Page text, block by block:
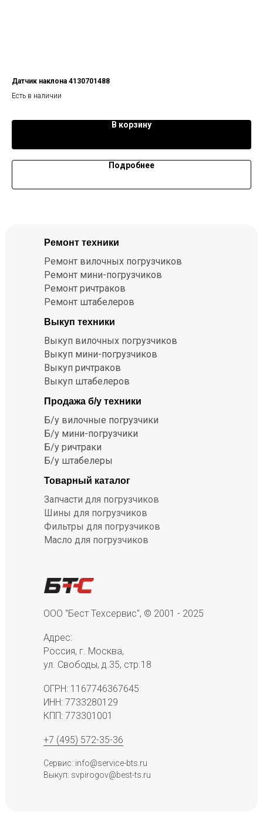
Датчик наклона 4130701488
Есть в наличии
В корзину
Подробнее
Ремонт вилочных погрузчиков
Ремонт мини-погрузчиков
Ремонт ричтраков
Ремонт штабелеров
Ремонт техники
Выкуп техники
Выкуп вилочных погрузчиков
Выкуп мини-погрузчиков
Выкуп ричтраков
Выкуп штабелеров
Продажа б/у техники
Б/у вилочные погрузчики
Б/у мини-погрузчики
Б/у ричтраки
Б/у штабелеры
Товарный каталог
Запчасти для погрузчиков
Шины для погрузчиков
Фильтры для погрузчиков
Масло для погрузчиков
ООО "Бест Техсервис", © 2001 - 2025
Адрес:
Россия, г. Москва,
ул. Свободы, д.35, стр.18
ОГРН: 1167746367645
ИНН: 7733280129
КПП: 773301001
+7 (495) 572-35-36
Сервис: info@service-bts.ru
Выкуп: svpirogov@best-ts.ru